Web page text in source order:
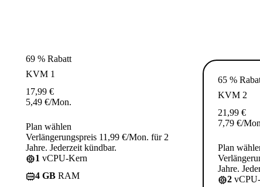
69 % Rabatt
KVM 1
17,99 €
5,49 €/Mon.
Plan wählen
Verlängerungspreis 11,99 €/Mon. für 2
Jahre. Jederzeit kündbar.
1 vCPU-Kern
4 GB RAM
65 %
KVM 2
21,99 €
7,79 €/
Plan
Jahre.
2